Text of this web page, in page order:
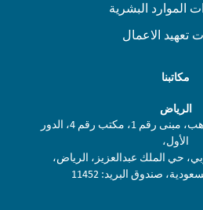
الموارد البشرية
تعهيد الاعمال
مكاتبنا
الرياض
شركة أفضل حلول المواهب، مبنى رقم 1، مكتب رقم 4، الدور
الأول،
حي الملك عبدالعزيز، الرياض،
صندوق البريد: 11452